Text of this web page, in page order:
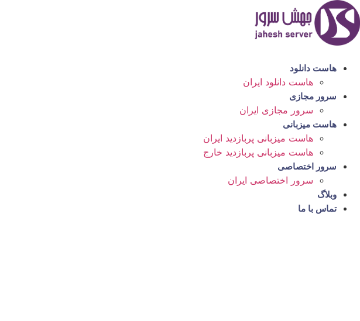
پرش
به
محتوا
هاست دانلود
هاست دانلود ایران
سرور مجازی
سرور مجازی ایران
هاست میزبانی
هاست میزبانی پربازدید ایران
هاست میزبانی پربازدید خارج
سرور اختصاصی
سرور اختصاصی ایران
وبلاگ
تماس با ما